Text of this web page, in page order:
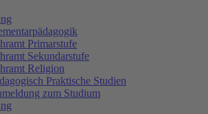
Primarstufe
Sekundarstufe
Religion
Praktische Studien
zum Studium